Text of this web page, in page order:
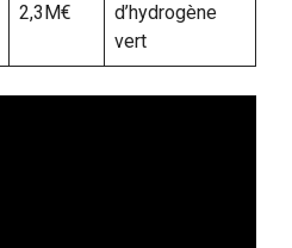
2,3M€
d’hydrogène
vert